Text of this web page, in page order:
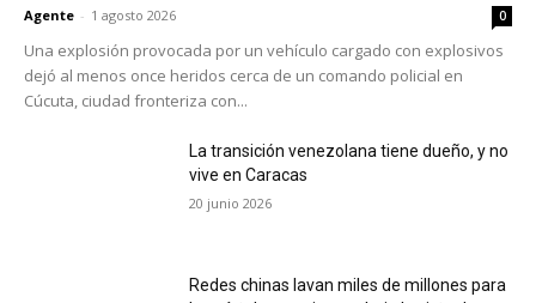
Agente - 1 agosto 2026 0
Una explosión provocada por un vehículo cargado con explosivos
dejó al menos once heridos cerca de un comando policial en
Cúcuta, ciudad fronteriza con...
La transición venezolana tiene dueño, y no
vive en Caracas
20 junio 2026
Redes chinas lavan miles de millones para